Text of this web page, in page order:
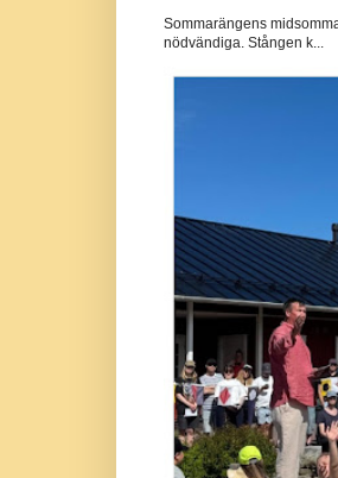
Sommarängens
nödvändiga. Stången k...